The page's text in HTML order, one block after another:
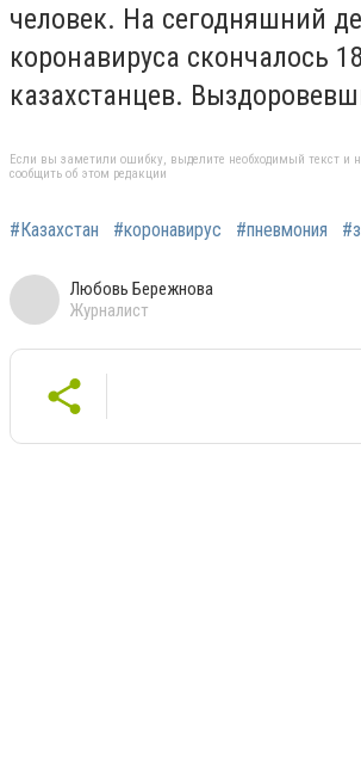
человек. На сегодняшний
коронавируса скончалось
казахстанцев.
Если вы заметили ошибку, выделите необходимый текст и
сообщить об этом редакции
#Казахстан #коронавирус #пневмония
Любовь Бережнова
Журналист